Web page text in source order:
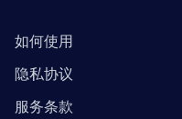
如何使用
隐私协议
服务条款